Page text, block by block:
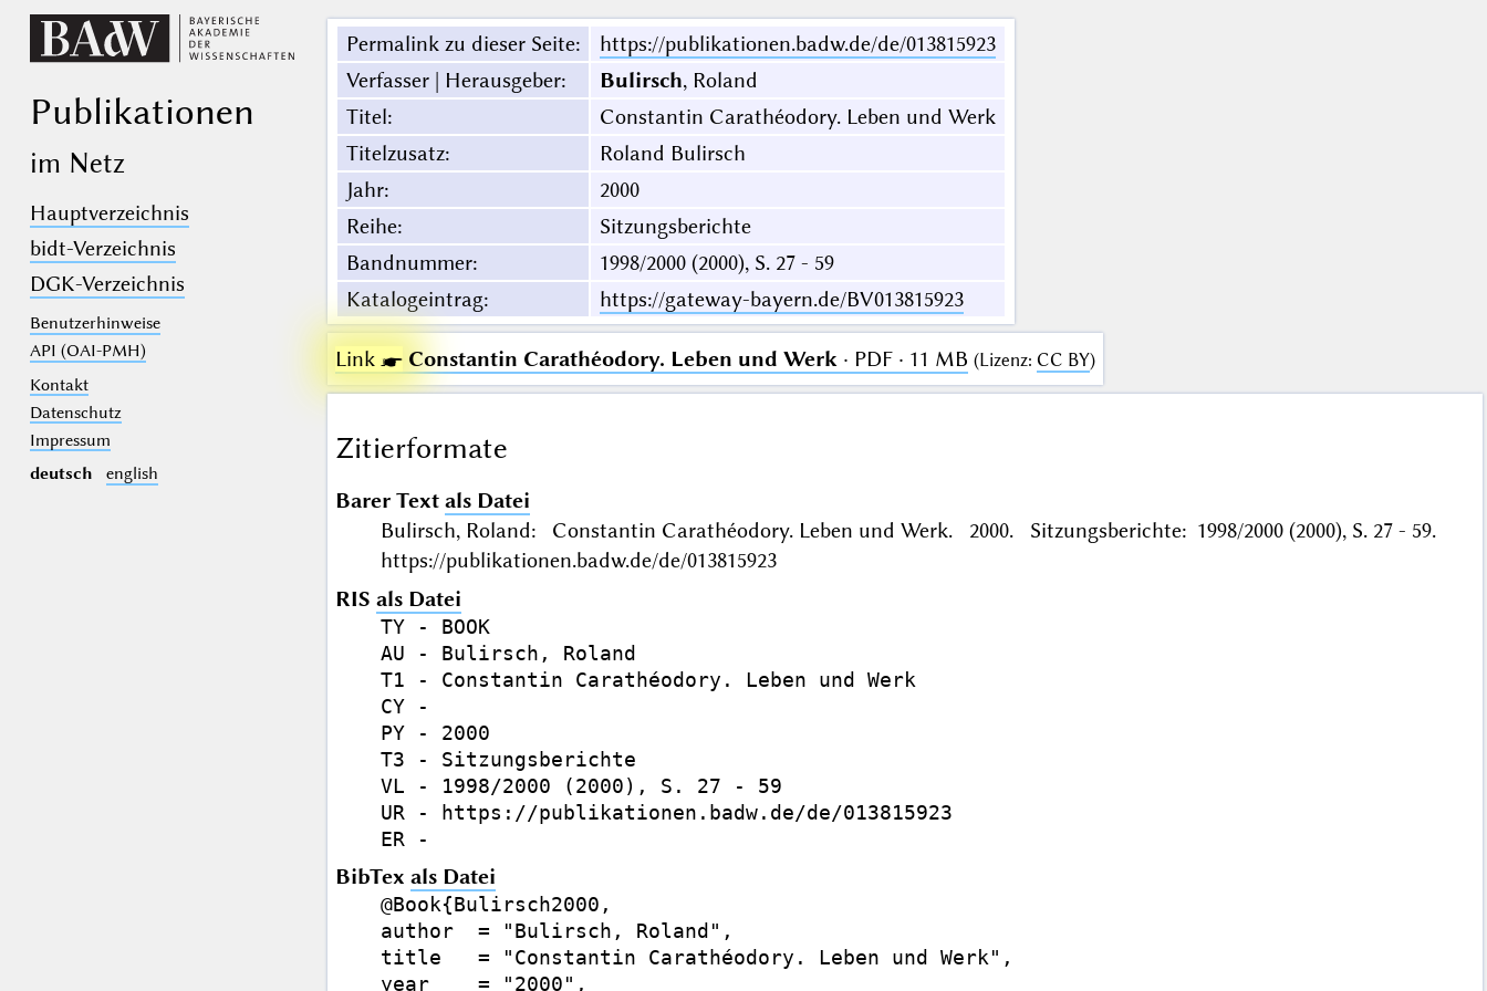
Publikationen
im Netz
Hauptverzeichnis
bidt-Verzeichnis
DGK-Verzeichnis
Benutzerhinweise
API (OAI-PMH)
Kontakt
Datenschutz
Impressum
deutsch
english
Permalink zu dieser Seite:
https://publikationen.badw.de/de/013815923
Verfasser | Herausgeber: Bulirsch, Roland
Titel:
Constantin Carathéodory. Leben und Werk
Titelzusatz:
Roland Bulirsch
Jahr:
2000
Reihe:
Sitzungsberichte
Bandnummer:
1998/2000 (2000), S. 27 - 59
Katalogeintrag: https://gateway-bayern.de/BV013815923
Link ☛ Constantin Carathéodory. Leben und Werk· PDF · 11 MB (Lizenz: CC BY)
Zitierformate
Barer Text als Datei
Bulirsch, Roland: Constantin Carathéodory. Leben und Werk. 2000. Sitzungsberichte: 1998/2000 (2000), S. 27 - 59.
https://publikationen.badw.de/de/013815923
RIS als Datei
TY - BOOK
AU - Bulirsch, Roland
T1 - Constantin Carathéodory. Leben und Werk
CY -
PY - 2000
T3 - Sitzungsberichte
VL - 1998/2000 (2000), S. 27 - 59
UR - https://publikationen.badw.de/de/013815923
BibTex als Datei
@Book{Bulirsch2000,
author  = "Bulirsch, Roland",
title   = "Constantin Carathéodory. Leben und Werk",
year    = "2000",